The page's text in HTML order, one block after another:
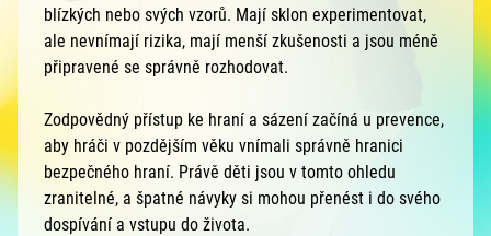
blízkých nebo svých vzorů. Mají sklon experimentovat,
ale nevnímají rizika, mají menší zkušenosti a jsou méně
připravené se správně rozhodovat.
Zodpovědný přístup ke hraní a sázení začíná u prevence,
aby hráči v pozdějším věku vnímali správně hranici
bezpečného hraní. Právě děti jsou v tomto ohledu
zranitelné, a špatné návyky si mohou přenést i do svého
dospívání a vstupu do života.